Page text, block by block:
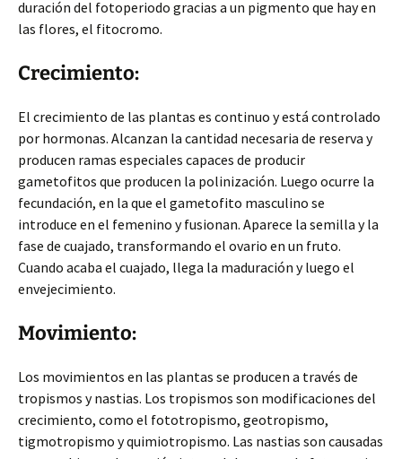
duración del fotoperiodo gracias a un pigmento que hay en
las flores, el fitocromo.
Crecimiento:
El crecimiento de las plantas es continuo y está controlado
por hormonas. Alcanzan la cantidad necesaria de reserva y
producen ramas especiales capaces de producir
gametofitos que producen la polinización. Luego ocurre la
fecundación, en la que el gametofito masculino se
introduce en el femenino y fusionan. Aparece la semilla y la
fase de cuajado, transformando el ovario en un fruto.
Cuando acaba el cuajado, llega la maduración y luego el
envejecimiento.
Movimiento:
Los movimientos en las plantas se producen a través de
tropismos y nastias. Los tropismos son modificaciones del
crecimiento, como el fototropismo, geotropismo,
tigmotropismo y quimiotropismo. Las nastias son causadas